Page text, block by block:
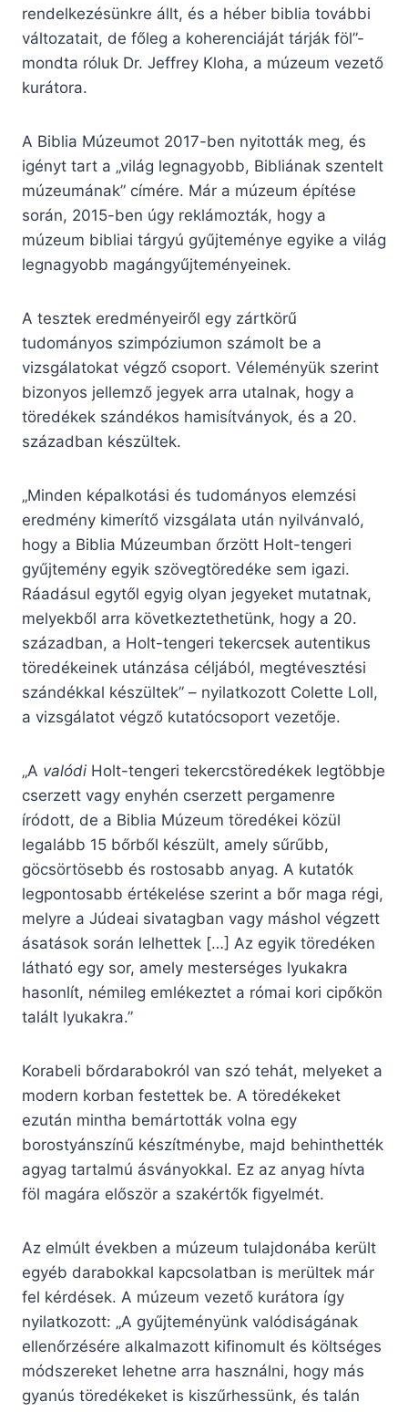
rendelkezésünkre állt, és a héber biblia további
változatait, de főleg a koherenciáját tárják föl”-
mondta róluk Dr. Jeffrey Kloha, a múzeum vezető
kurátora.
A Biblia Múzeumot 2017-ben nyitották meg, és
igényt tart a „világ legnagyobb, Bibliának szentelt
múzeumának” címére. Már a múzeum építése
során, 2015-ben úgy reklámozták, hogy a
múzeum bibliai tárgyú gyűjteménye egyike a világ
legnagyobb magángyűjteményeinek.
A tesztek eredményeiről egy zártkörű
tudományos szimpóziumon számolt be a
vizsgálatokat végző csoport. Véleményük szerint
bizonyos jellemző jegyek arra utalnak, hogy a
töredékek szándékos hamisítványok, és a 20.
században készültek.
„Minden képalkotási és tudományos elemzési
eredmény kimerítő vizsgálata után nyilvánvaló,
hogy a Biblia Múzeumban őrzött Holt-tengeri
gyűjtemény egyik szövegtöredéke sem igazi.
Ráadásul egytől egyig olyan jegyeket mutatnak,
melyekből arra következtethetünk, hogy a 20.
században, a Holt-tengeri tekercsek autentikus
töredékeinek utánzása céljából, megtévesztési
szándékkal készültek” – nyilatkozott Colette Loll,
a vizsgálatot végző kutatócsoport vezetője.
„A valódi Holt-tengeri tekercstöredékek legtöbbje
cserzett vagy enyhén cserzett pergamenre
íródott, de a Biblia Múzeum töredékei közül
legalább 15 bőrből készült, amely sűrűbb,
göcsörtösebb és rostosabb anyag. A kutatók
legpontosabb értékelése szerint a bőr maga régi,
melyre a Júdeai sivatagban vagy máshol végzett
ásatások során lelhettek […] Az egyik töredéken
látható egy sor, amely mesterséges lyukakra
hasonlít, némileg emlékeztet a római kori cipőkön
talált lyukakra.”
Korabeli bőrdarabokról van szó tehát, melyeket a
modern korban festettek be. A töredékeket
ezután mintha bemártották volna egy
borostyánszínű készítménybe, majd behinthették
agyag tartalmú ásványokkal. Ez az anyag hívta
föl magára először a szakértők figyelmét.
Az elmúlt években a múzeum tulajdonába került
egyéb darabokkal kapcsolatban is merültek már
fel kérdések. A múzeum vezető kurátora így
nyilatkozott: „A gyűjteményünk valódiságának
ellenőrzésére alkalmazott kifinomult és költséges
módszereket lehetne arra használni, hogy más
gyanús töredékeket is kiszűrhessünk, és talán